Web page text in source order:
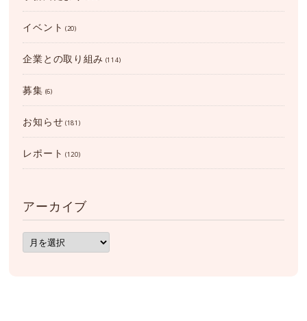
イベント (20)
企業との取り組み (114)
募集 (6)
お知らせ (181)
レポート (120)
アーカイブ
ア
ー
カ